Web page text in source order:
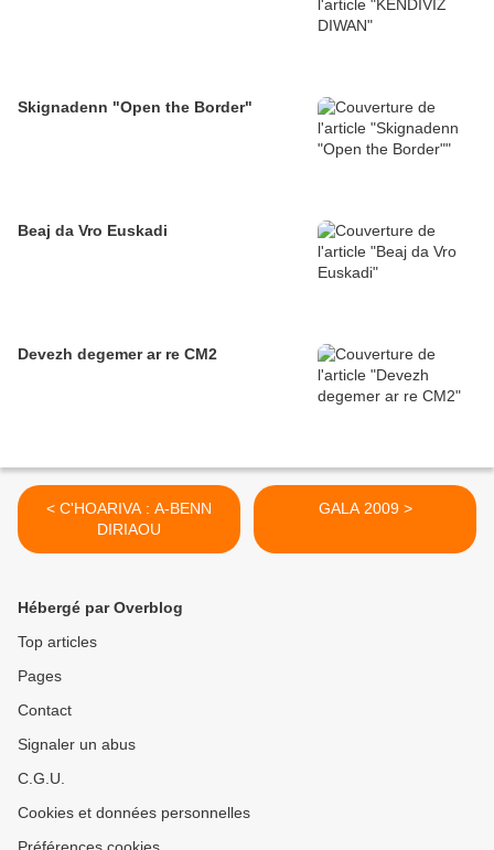
Skignadenn "Open the Border"
Beaj da Vro Euskadi
Devezh degemer ar re CM2
< C'HOARIVA : A-BENN
DIRIAOU
GALA 2009 >
Hébergé par Overblog
Top articles
Pages
Contact
Signaler un abus
C.G.U.
Cookies et données personnelles